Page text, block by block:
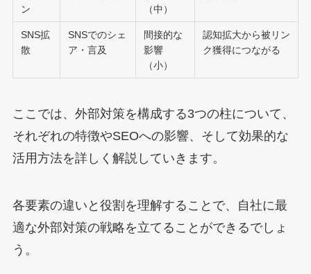
ン
（中）
SNS拡
散
SNSでのシェ
ア・言及
間接的な
影響
（小）
認知拡大から被リン
ク獲得につながる
ここでは、外部対策を構成する3つの柱について、
それぞれの特徴やSEOへの影響、そして効果的な
活用方法を詳しく解説していきます。
各要素の違いと役割を理解することで、自社に最
適な外部対策の戦略を立てることができるでしょ
う。